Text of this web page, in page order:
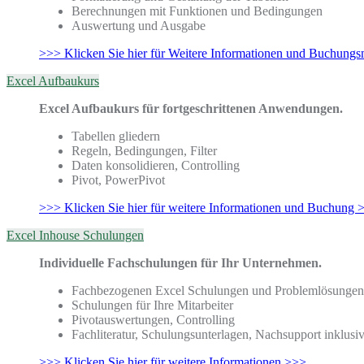
Berechnungen mit Funktionen und Bedingungen
Auswertung und Ausgabe
>>> Klicken Sie hier für Weitere Informationen und
Excel Aufbaukurs
Excel Aufbaukurs für fortgeschrittenen Anwendungen.
Tabellen gliedern
Regeln, Bedingungen, Filter
Daten konsolidieren, Controlling
Pivot, PowerPivot
>>> Klicken Sie hier für weitere Informationen und Buchung
Excel Inhouse Schulungen
Individuelle Fachschulungen für Ihr Unternehmen.
Fachbezogenen Excel Schulungen und Problemlösungen
Schulungen für Ihre Mitarbeiter
Pivotauswertungen, Controlling
Fachliteratur, Schulungsunterlagen, Nachsupport